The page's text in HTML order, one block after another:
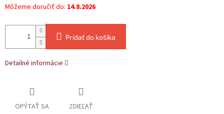
Môžeme doručiť do: 14.8.2026
Pridať do košíka
Detailné informácie
OPÝTAŤ SA ZDIEĽAŤ